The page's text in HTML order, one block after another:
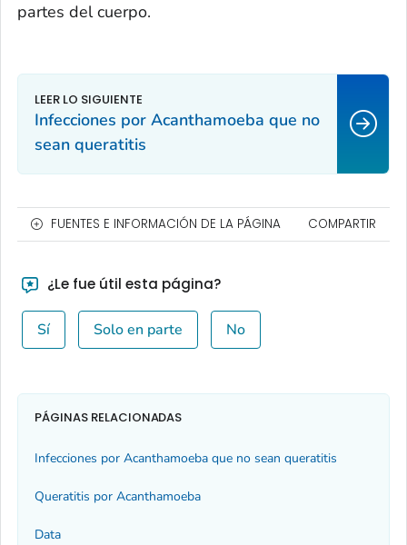
partes del cuerpo.
Infecciones por Acanthamoeba que no
sean queratitis
FUENTES E INFORMACIÓN DE LA PÁGINA COMPARTIR
¿Le fue útil esta página?
Sí Solo en parte No
PÁGINAS RELACIONADAS
Infecciones por Acanthamoeba que no sean queratitis
Queratitis por Acanthamoeba
Data